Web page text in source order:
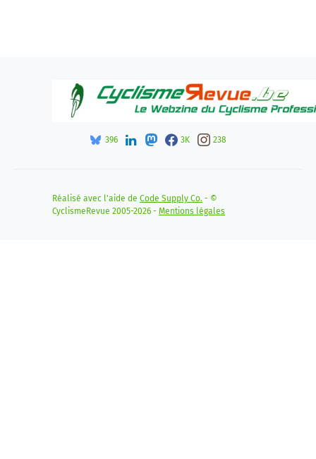
396 3K 238
Réalisé avec l'aide de Code Supply Co. - ©
CyclismeRevue 2005-2026 - Mentions légales